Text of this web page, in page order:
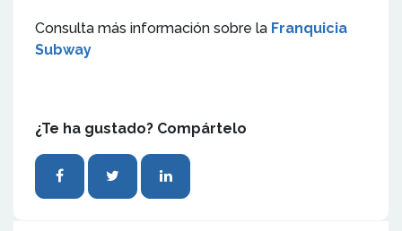
Consulta más información sobre la Franquicia
Subway
¿Te ha gustado? Compártelo